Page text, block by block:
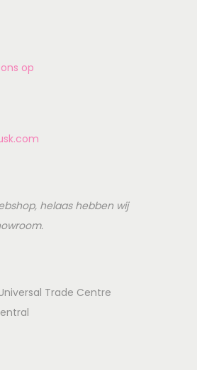
op
helaas hebben wij
Trade Centre